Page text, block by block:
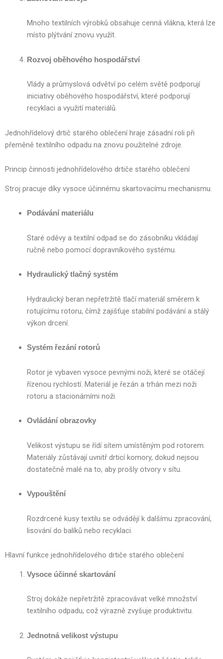
Mnoho textilních výrobků obsahuje cenná vlákna, která lze
místo plýtvání znovu využít.
Rozvoj oběhového hospodářství
Vlády a průmyslová odvětví po celém světě podporují
iniciativy oběhového hospodářství, které podporují
recyklaci a využití materiálů.
Jednohřídelový drtič starého oblečení hraje zásadní roli při
přeměně textilního odpadu na znovu použitelné zdroje.
Princip činnosti jednohřídelového drtiče starého oblečení
Stroj pracuje díky vysoce účinnému skartovacímu mechanismu.
Podávání materiálu
Staré oděvy a textilní odpad se do zásobníku vkládají
ručně nebo pomocí dopravníkového systému.
Hydraulický tlačný systém
Hydraulický beran nepřetržitě tlačí materiál směrem k
rotujícímu rotoru, čímž zajišťuje stabilní podávání a stálý
výkon drcení.
Systém řezání rotorů
Rotor je vybaven vysoce pevnými noži, které se otáčejí
řízenou rychlostí. Materiál je řezán a trhán mezi noži
rotoru a stacionárními noži.
Ovládání obrazovky
Velikost výstupu se řídí sítem umístěným pod rotorem.
Materiály zůstávají uvnitř drticí komory, dokud nejsou
dostatečně malé na to, aby prošly otvory v sítu.
Vypouštění
Rozdrcené kusy textilu se odvádějí k dalšímu zpracování,
lisování do balíků nebo recyklaci.
Hlavní funkce jednohřídelového drtiče starého oblečení
Vysoce účinné skartování
Stroj dokáže nepřetržitě zpracovávat velké množství
textilního odpadu, což výrazně zvyšuje produktivitu.
Jednotná velikost výstupu